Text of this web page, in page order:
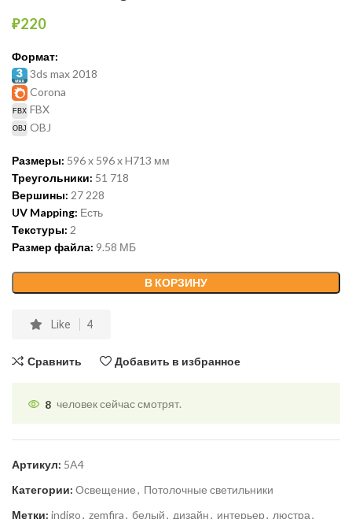
₽220
Формат:
3ds max 2018
Corona
FBX
OBJ
Размеры: 596 x 596 x H713 мм
Треугольники: 51 718
Вершины: 27 228
UV Mapping: Есть
Текстуры: 2
Размер файла: 9.58 МБ
В КОРЗИНУ
Like 4
Сравнить Добавить в избранное
8 человек сейчас смотрят.
Артикул: 5A4
Категории: Освещение, Потолочные светильники
Метки: indigo, zemfira, белый, дизайн, интерьер, люстра,